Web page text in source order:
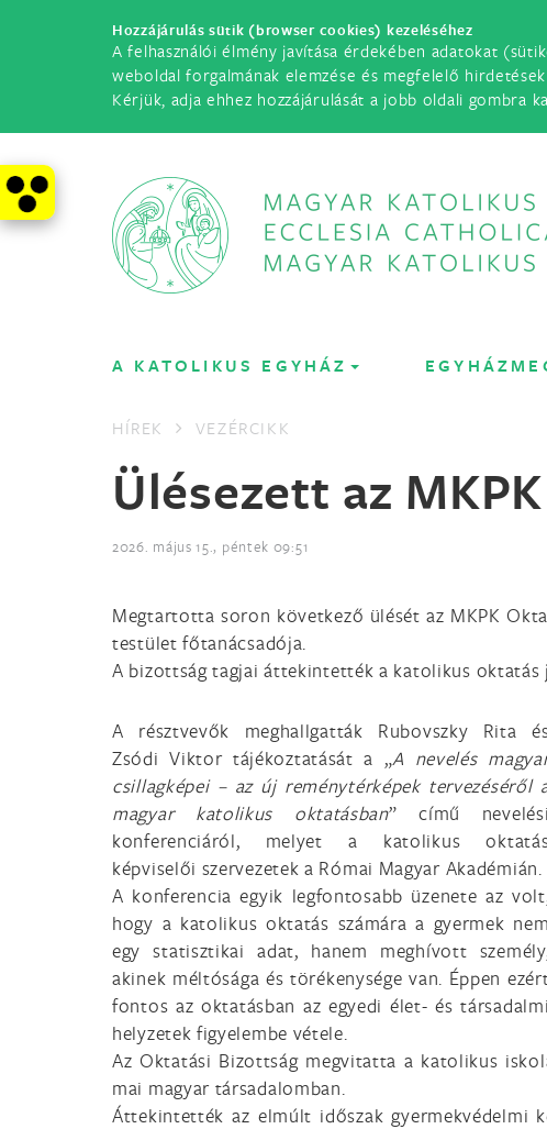
Hozzájárulás sütik (browser cookies) kezeléséhez
A felhasználói élmény javítása érdekében adatokat
weboldal forgalmának elemzése és megfelelő
Kérjük, adja ehhez hozzájárulását a jobb oldali gombra
A KATOLIKUS EGYHÁZ
HÍREK VEZÉRCIKK
Ülésezett az
2026. május 15., péntek 09:51
Megtartotta soron következő ülését az MKPK
testület főtanácsadója.
A bizottság tagjai áttekintették a katolikus oktatás
A résztvevők meghallgatták Rubovszky Rita
Zsódi Viktor tájékoztatását a „A nevelés
csillagképei – az új reménytérképek tervezéséről
magyar katolikus oktatásban” című nevelési
konferenciáról, melyet a katolikus
képviselői szervezetek a Római Magyar Akadémián.
A konferencia egyik legfontosabb üzenete az
hogy a katolikus oktatás számára a gyermek nem
egy statisztikai adat, hanem meghívott
akinek méltósága és törékenysége van. Éppen
fontos az oktatásban az egyedi élet- és társadalmi
helyzetek figyelembe vétele.
Az Oktatási Bizottság megvitatta a katolikus
mai magyar társadalomban.
Áttekintették az elmúlt időszak gyermekvédelmi